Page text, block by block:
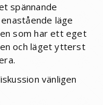
spännande
läge
som har ett eget
och läget ytterst
vänligen